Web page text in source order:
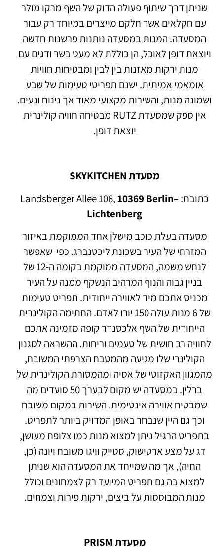
שניתן דרך שיתוף פעולה הדוק של השף מרקו מולר
עם חקלאים אשר חלקם מייצרים במיוחד רק עבור
המסעדה. המנות במסעדה נותנות פרשנות חדשה
ויוצאת דופן לאוכל, הן כוללת לא מעט בשר ודגים עם
מנות ירקות מאזנות בין לבין ומבטיחות חוויות
אומאמי אמיתית. ישנם תפריטי טעימות של שבע
ושמונה מנות, והשירות מקצועי מאוד אך נינוח ונעים.
אין ספק שמסעדת RUTZ מבטיחה חוויה קולינרית
יוצאת דופן.
מסעדת SKYKITCHEN
כתובת: Landsberger Allee 106,10369 Berlin–
Lichtenberg
מסעדה בעלת כוכב מישלן אחד הממוקמת באיזור
המזרחי של העיר בשכונת ליכטנברג. כפי שאפשר
לנחש משמה, המסעדה ממוקמת בקומה ה-12 של
בניין גבוה והנוף המרהיב הנשקף ממנה על העיר
מכניס אתכם מיד לאווירה ייחודית. תפריט טעימות
של 6 מנות עולה 150 יורו לאדם. החתימה הקולינרית
הייחודית של השף אלכסנדר קופה מזמינה אתכם
לחוויה רב חושית של טעמים וריחות. ההשראה לסגנון
הקולינרי שלו מגיעה מהמטבח הצרפתי המשובח,
מהמגוון האקזוטי של אסיה ומהמסורת הקולינרית של
ברלין. במסעדה יש מקום לבערך 50 סועדים מה
שמבטיח אווירה אינטימית. השירות במקום משובח
וכך גם היין שנבחר באופן המדויק ביותר לתפריט.
בתפריט הרגיל ניתן למצוא מנות כמו צלופח מעושן,
דג על מצע ארטישוק, סטייק וויגו משובח ויונה (כן,
החיה), אך מה שמייחד את המסעדה הוא שניתן
למצוא בה גם תפריט המיועד רק לצמחונים וכולל
מנות המבוססות על ביצים, ירקות פירות וצמחים.
מסעדת PRISM